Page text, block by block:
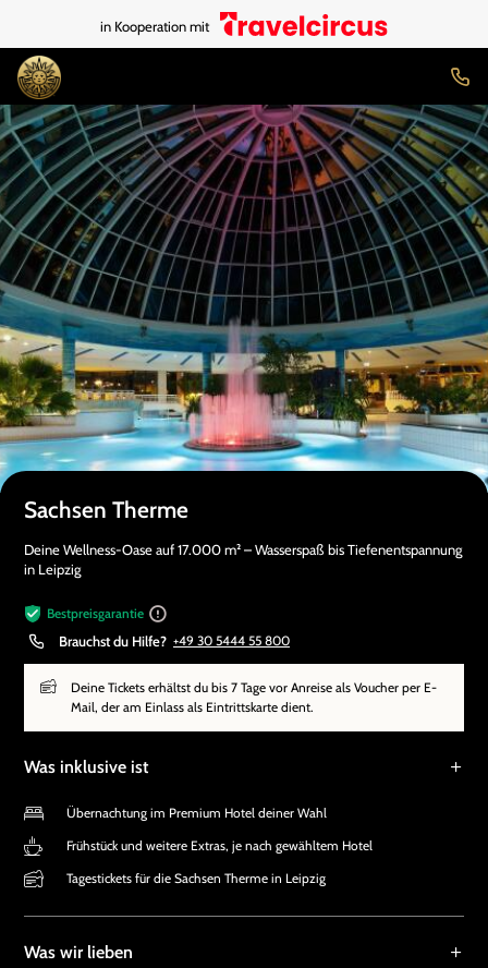
in Kooperation mit
Sachsen Therme
Deine Wellness-Oase auf 17.000 m² – Wasserspaß bis Tiefenentspannung
in Leipzig
Bestpreisgarantie
Brauchst du Hilfe? +49 30 5444 55 800
Deine Tickets erhältst du bis 7 Tage vor Anreise als Voucher per E-
Mail, der am Einlass als Eintrittskarte dient.
Was inklusive ist
Übernachtung im Premium Hotel deiner Wahl
Frühstück und weitere Extras, je nach gewähltem Hotel
Tagestickets für die Sachsen Therme in Leipzig
Was wir lieben